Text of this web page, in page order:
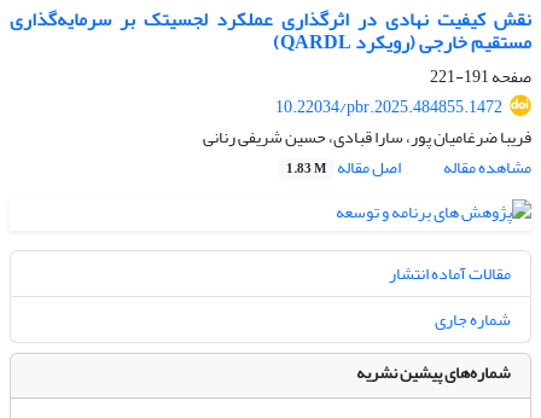
نقش کیفیت نهادی در اثرگذاری عملکرد لجسیتک بر سرمایه‌گذاری
مستقیم خارجی (رویکرد QARDL)
صفحه191-221
10.22034/pbr.2025.484855.1472
فریبا ضرغامیان پور، سارا قبادی، حسین شریفی رنانی
مشاهده مقاله
اصل مقاله 1.83 M
مقالات آماده انتشار
شماره جاری
شماره‌های پیشین نشریه